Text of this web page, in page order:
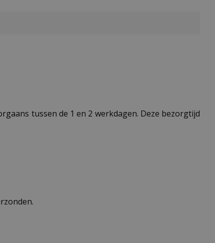
tussen de 1 en 2 werkdagen. Deze bezorgtijd